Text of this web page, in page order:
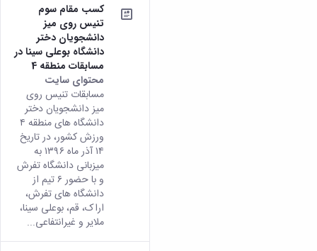
کسب مقام سوم
تنیس روی میز
دانشجویان دختر
دانشگاه بوعلی سینا در
مسابقات منطقه 4
محتوای سایت
مسابقات تنیس روی
میز دانشجویان دختر
دانشگاه های منطقه ۴
ورزش کشور، در تاریخ
۱۴ آذر ماه ۱۳۹۶ به
میزبانی دانشگاه تفرش
و با حضور ۶ تیم از
دانشگاه های تفرش،
اراک، قم، بوعلی سینا،
ملایر و غیرانتفاعی...